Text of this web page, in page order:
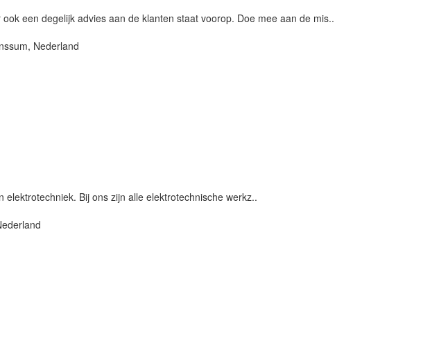
een degelijk advies aan de klanten staat voorop. Doe mee aan de mis..
Nederland
Bij ons zijn alle elektrotechnische werkz..